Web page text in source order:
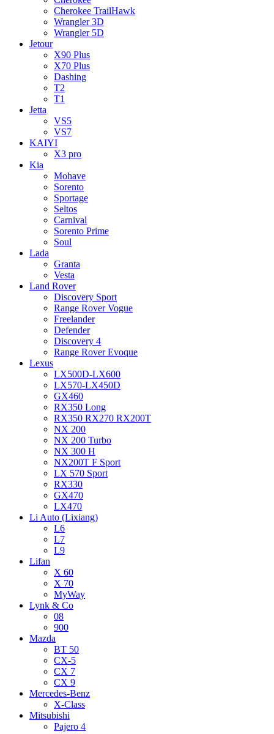
Cherokee TrailHawk
Wrangler 3D
Wrangler 5D
Jetour
X90 Plus
X70 Plus
Dashing
T2
T1
Jetta
VS5
VS7
KAIYI
X3 pro
Kia
Mohave
Sorento
Sportage
Seltos
Carnival
Sorento Prime
Soul
Lada
Granta
Vesta
Land Rover
Discovery Sport
Range Rover Vogue
Freelander
Defender
Discovery 4
Range Rover Evoque
Lexus
LX500D-LX600
LX570-LX450D
GX460
RX350 Long
RX350 RX270 RX200T
NX 200
NX 200 Turbo
NX 300 H
NX200T F Sport
LX 570 Sport
RX330
GX470
LX470
Li Auto (Lixiang)
L6
L7
L9
Lifan
X 60
X 70
MyWay
Lynk & Co
08
900
Mazda
BT 50
CX-5
CX 7
CX 9
Mercedes-Benz
X-Class
Mitsubishi
Pajero 4